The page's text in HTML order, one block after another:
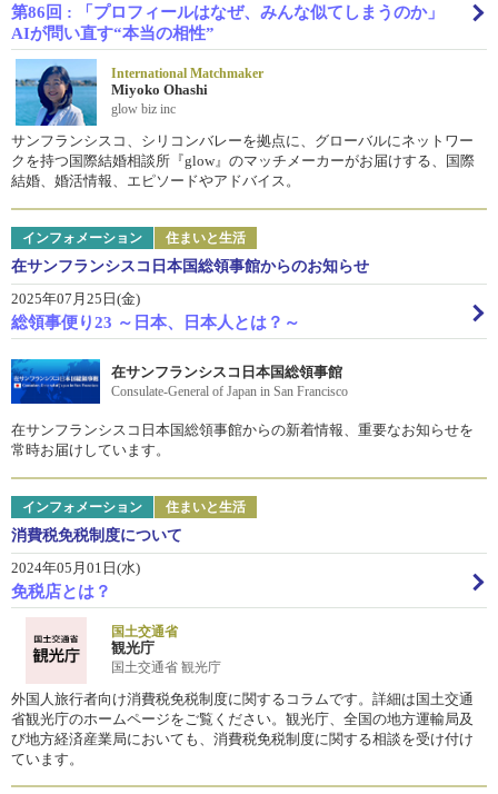
第86回 : 「プロフィールはなぜ、みんな似てしまうのか」
AIが問い直す“本当の相性”
International Matchmaker
Miyoko Ohashi
glow biz inc
サンフランシスコ、シリコンバレーを拠点に、グローバルにネットワー
クを持つ国際結婚相談所『glow』のマッチメーカーがお届けする、国際
結婚、婚活情報、エピソードやアドバイス。
インフォメーション 住まいと生活
在サンフランシスコ日本国総領事館からのお知らせ
2025年07月25日(金)
総領事便り23 ～日本、日本人とは？～
在サンフランシスコ日本国総領事館
Consulate-General of Japan in San Francisco
在サンフランシスコ日本国総領事館からの新着情報、重要なお知らせを
常時お届けしています。
インフォメーション 住まいと生活
消費税免税制度について
2024年05月01日(水)
免税店とは？
国土交通省
観光庁
国土交通省 観光庁
外国人旅行者向け消費税免税制度に関するコラムです。詳細は国土交通
省観光庁のホームページをご覧ください。観光庁、全国の地方運輸局及
び地方経済産業局においても、消費税免税制度に関する相談を受け付け
ています。